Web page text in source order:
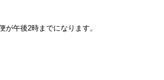
午後2時までになります。